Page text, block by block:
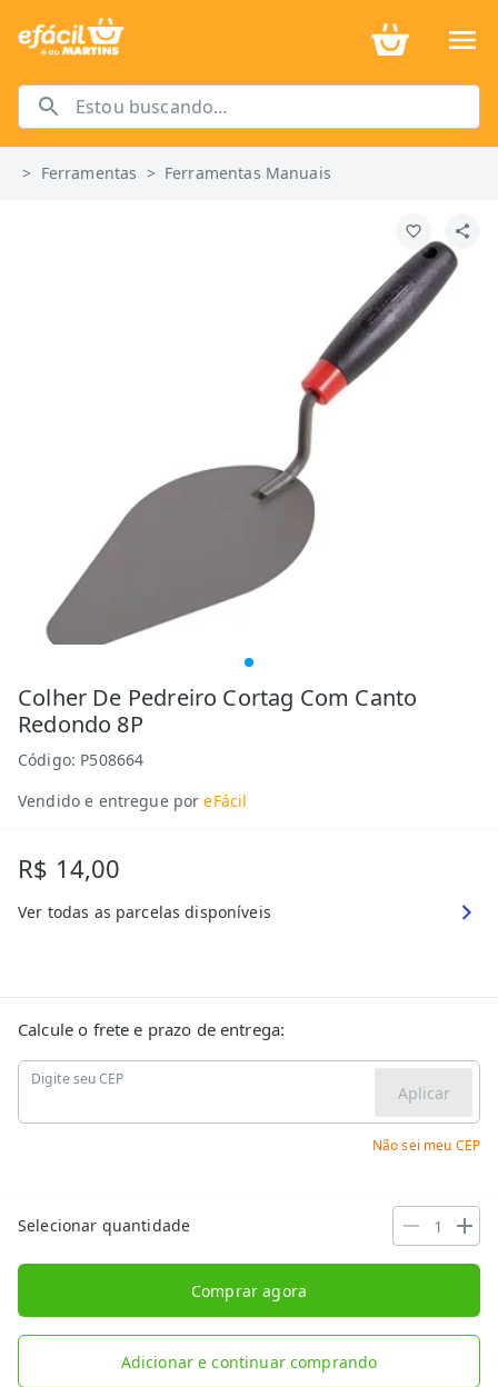
> Ferramentas > Ferramentas Manuais
Colher De Pedreiro Cortag Com Canto
Redondo 8P
Código: P508664
Vendido e entregue por eFácil
R$ 14,00
Ver todas as parcelas disponíveis
Calcule o frete e prazo de entrega:
Digite seu CEP
Aplicar
Não sei meu CEP
Selecionar quantidade
Comprar agora
Adicionar e continuar comprando